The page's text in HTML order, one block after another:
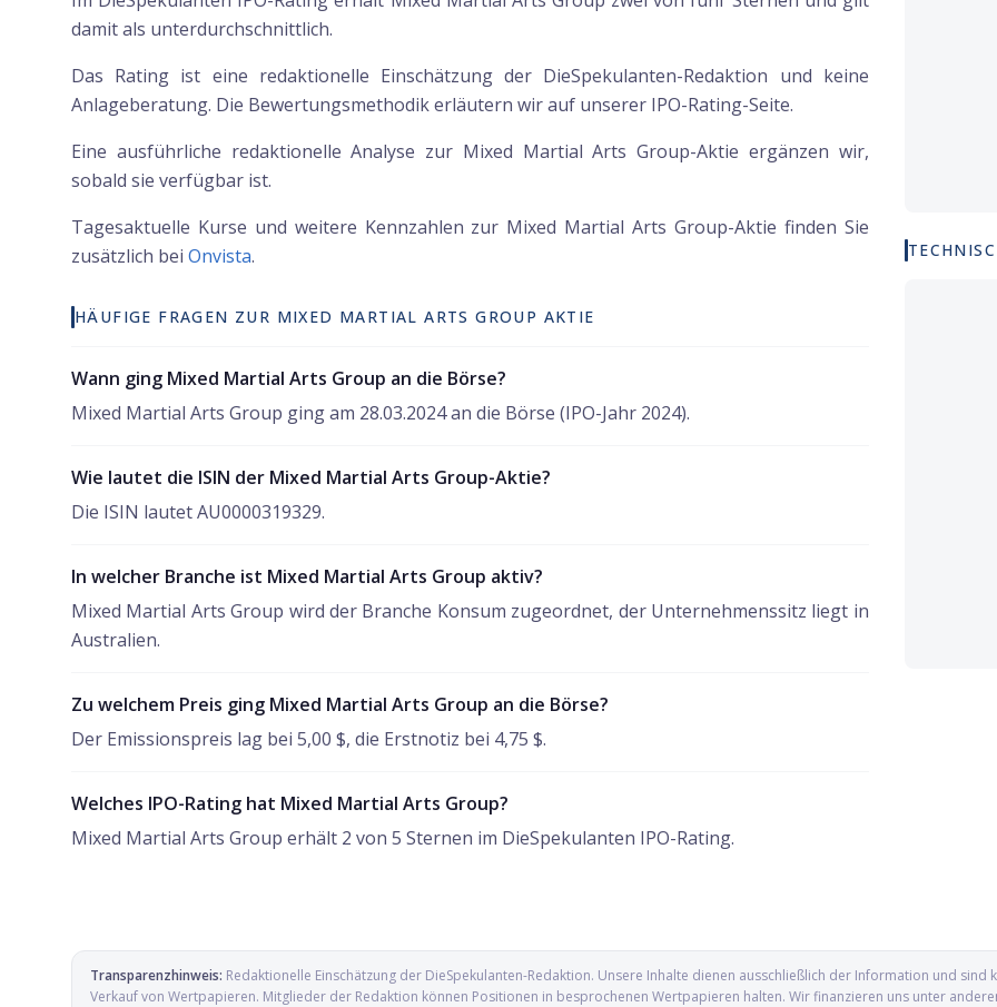
damit als unterdurchschnittlich.
Das Rating ist eine redaktionelle Einschätzung der DieSpekulanten-Redaktion und keine
Anlageberatung. Die Bewertungsmethodik erläutern wir auf unserer IPO-Rating-Seite.
Eine ausführliche redaktionelle Analyse zur Mixed Martial Arts Group-Aktie ergänzen wir,
sobald sie verfügbar ist.
Tagesaktuelle Kurse und weitere Kennzahlen zur Mixed Martial Arts Group-Aktie finden Sie
zusätzlich bei Onvista.
HÄUFIGE FRAGEN ZUR MIXED MARTIAL ARTS GROUP AKTIE
Wann ging Mixed Martial Arts Group an die Börse?
Mixed Martial Arts Group ging am 28.03.2024 an die Börse (IPO-Jahr 2024).
Wie lautet die ISIN der Mixed Martial Arts Group-Aktie?
Die ISIN lautet AU0000319329.
In welcher Branche ist Mixed Martial Arts Group aktiv?
Mixed Martial Arts Group wird der Branche Konsum zugeordnet, der Unternehmenssitz liegt in
Australien.
Zu welchem Preis ging Mixed Martial Arts Group an die Börse?
Der Emissionspreis lag bei 5,00 $, die Erstnotiz bei 4,75 $.
Welches IPO-Rating hat Mixed Martial Arts Group?
Mixed Martial Arts Group erhält 2 von 5 Sternen im DieSpekulanten IPO-Rating.
Transparenzhinweis: Redaktionelle Einschätzung der DieSpekulanten-Redaktion. Unsere Inhalte dienen ausschließlich der Information und
Verkauf von Wertpapieren. Mitglieder der Redaktion können Positionen in besprochenen Wertpapieren halten. Wir finanzieren uns unter